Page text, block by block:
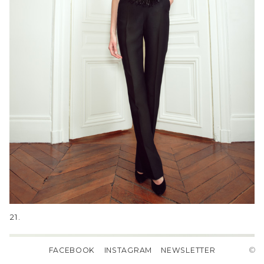
FACEBOOK INSTAGRAM NEWSLETTER
21.
©